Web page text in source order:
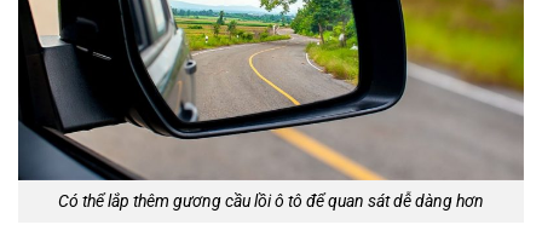
Có thể lắp thêm gương cầu lồi ô tô để quan sát dễ dàng hơn